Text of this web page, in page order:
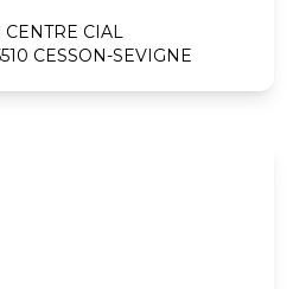
CIAL
CESSON-SEVIGNE